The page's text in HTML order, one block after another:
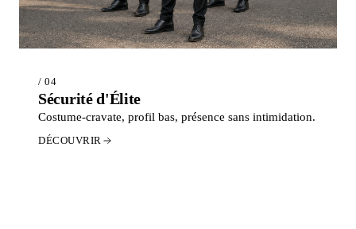
/ 04
Sécurité d'Élite
Costume-cravate, profil bas, présence sans intimidation.
DÉCOUVRIR